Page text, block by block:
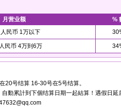
月营业额
%
民币 1万以下
民币 4万到6万
20号结算 16-30号在5号结算。
動累計到下個结算日期一起結算！遇假日延